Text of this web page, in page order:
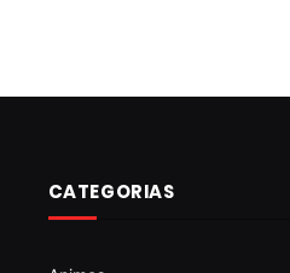
CATEGORIAS